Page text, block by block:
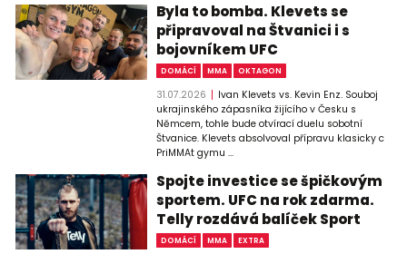
Byla to bomba. Klevets se
připravoval na Štvanici i s
bojovníkem UFC
DOMÁCÍ MMA OKTAGON
31.07.2026
Ivan Klevets vs. Kevin Enz. Souboj
ukrajinského zápasníka žijícího v Česku s
Němcem, tohle bude otvírací duelu sobotní
Štvanice. Klevets absolvoval přípravu klasicky c
PriMMAt gymu ...
Spojte investice se špičkovým
sportem. UFC na rok zdarma.
Telly rozdává balíček Sport
DOMÁCÍ MMA EXTRA